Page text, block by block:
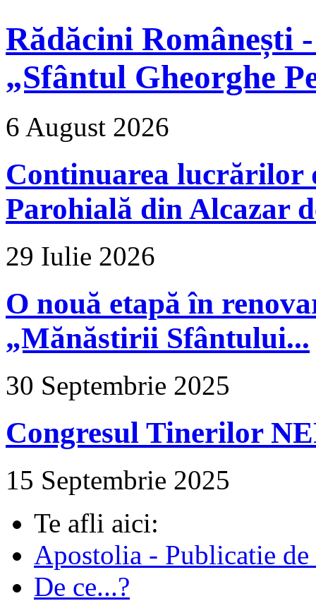
Rădăcini Românești
„Sfântul Gheorghe
6 August 2026
Continuarea lucrărilor
Parohială din Alcazar
29 Iulie 2026
O nouă etapă în
„Mănăstirii Sfântului...
30 Septembrie 2025
Congresul Tinerilor
15 Septembrie 2025
Te afli aici:
Apostolia - Publicatie
De ce...?